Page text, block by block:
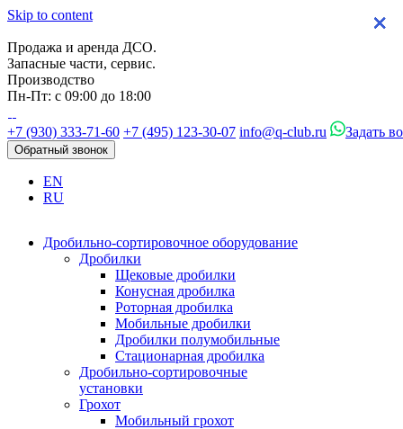
Skip to content
Продажа и аренда ДСО.
Запасные части, сервис.
Производство
Пн-Пт: с 09:00 до 18:00
+7 (930) 333-71-60 +7 (495) 123-30-07 info@q-club.ru Задать
Обратный звонок
EN
RU
Дробильно-сортировочное оборудование
Дробилки
Щековые дробилки
Конусная дробилка
Роторная дробилка
Мобильные дробилки
Дробилки полумобильные
Стационарная дробилка
Дробильно-сортировочные
установки
Грохот
Мобильный грохот
×
×
×
×